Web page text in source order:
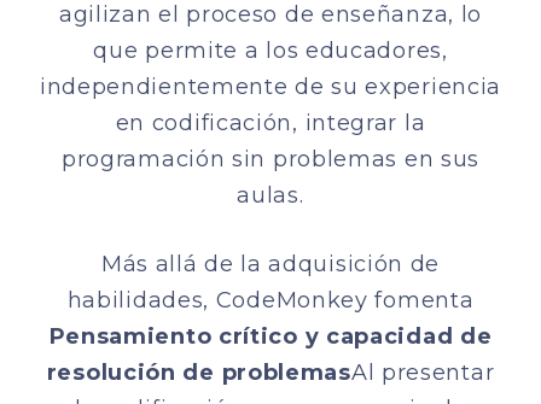
agilizan el proceso de enseñanza, lo
que permite a los educadores,
independientemente de su experiencia
en codificación, integrar la
programación sin problemas en sus
aulas.
Más allá de la adquisición de
habilidades, CodeMonkey fomenta
Pensamiento crítico y capacidad de
resolución de problemasAl presentar